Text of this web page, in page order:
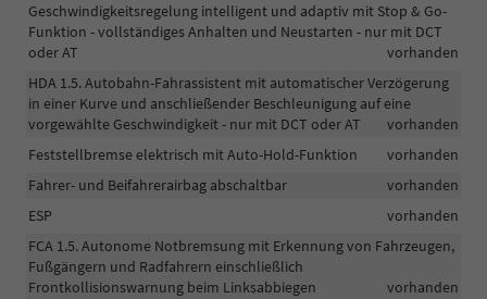
Geschwindigkeitsregelung intelligent und adaptiv mit Stop & Go-
Funktion - vollständiges Anhalten und Neustarten - nur mit DCT
oder AT
vorhanden
HDA 1.5. Autobahn-Fahrassistent mit automatischer Verzögerung
in einer Kurve und anschließender Beschleunigung auf eine
vorgewählte Geschwindigkeit - nur mit DCT oder AT
vorhanden
Feststellbremse elektrisch mit Auto-Hold-Funktion
vorhanden
Fahrer- und Beifahrerairbag abschaltbar
vorhanden
ESP
vorhanden
FCA 1.5. Autonome Notbremsung mit Erkennung von Fahrzeugen,
Fußgängern und Radfahrern einschließlich
Frontkollisionswarnung beim Linksabbiegen
vorhanden